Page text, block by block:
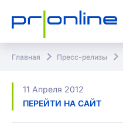
Главная Пресс-релизы
11 Апреля 2012
ПЕРЕЙТИ НА САЙТ